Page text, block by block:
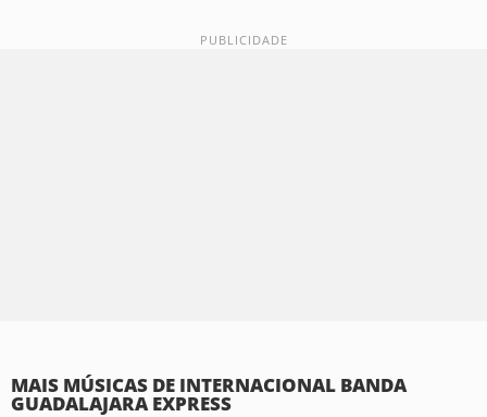
MAIS MÚSICAS DE INTERNACIONAL BANDA
GUADALAJARA EXPRESS